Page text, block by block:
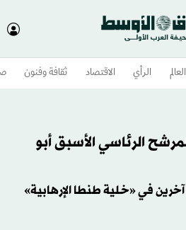
العالم الرأي الاقتصاد ثقافة وفنون
الرئاسي الأسبق أبو